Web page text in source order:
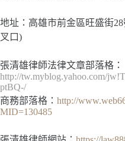
地址：高雄市前金區旺盛街
叉口)
張清雄律師法律文章部落格：
http://tw.myblog.yahoo.com/
ptBQ-/
商務部落格： http://
MID=130485